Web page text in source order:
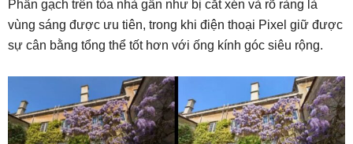
Phần gạch trên tòa nhà gần như bị cắt xén và rõ ràng là
vùng sáng được ưu tiên, trong khi điện thoại Pixel giữ được
sự cân bằng tổng thể tốt hơn với ống kính góc siêu rộng.